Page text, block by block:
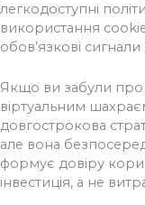
легкодоступні
використання
обов’язкові
Якщо ви забули про
віртуальним
довгострокова
але вона
формує довіру
інвестиція, а не